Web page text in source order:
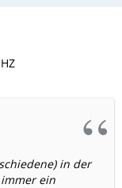
in der
ein